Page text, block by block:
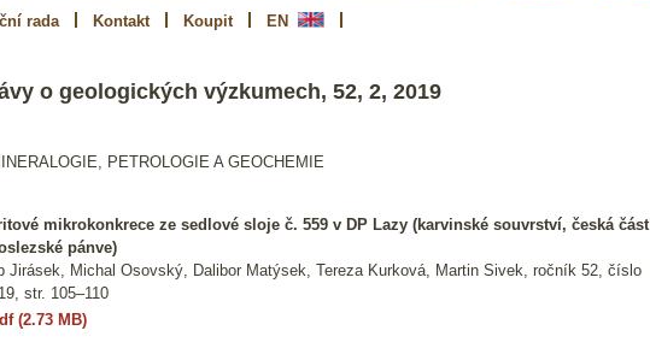
rada Kontakt Koupit EN
o geologických výzkumech, 52, 2, 2019
PETROLOGIE A GEOCHEMIE
mikrokonkrece ze sedlové sloje č. 559 v DP Lazy (karvinské souvrství, česká část
pánve)
Jirásek, Michal Osovský, Dalibor Matýsek, Tereza Kurková, Martin Sivek, ročník 52, číslo
str. 105–110
(2.73 MB)